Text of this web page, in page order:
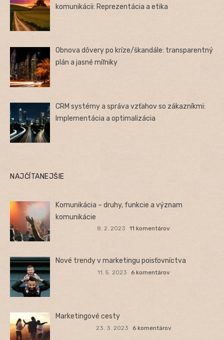
komunikácii: Reprezentácia a etika
Obnova dôvery po kríze/škandále: transparentný
plán a jasné míľniky
CRM systémy a správa vzťahov so zákazníkmi:
Implementácia a optimalizácia
NAJČÍTANEJŠIE
Komunikácia – druhy, funkcie a význam
komunikácie
8. 2. 2023 11 komentárov
Nové trendy v marketingu poisťovníctva
11. 5. 2023 6 komentárov
Marketingové cesty
23. 3. 2023 6 komentárov